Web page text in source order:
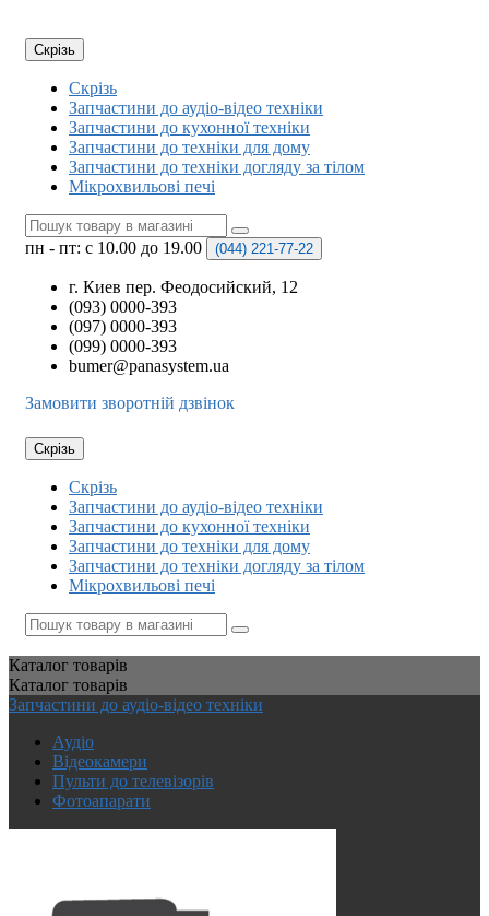
Скрізь
Скрізь
Запчастини до аудіо-відео техніки
Запчастини до кухонної техніки
Запчастини до техніки для дому
Запчастини до техніки догляду за тілом
Мікрохвильові печі
пн - пт: с 10.00 до 19.00 (044) 221-77-22
г. Киев пер. Феодосийский, 12
(093) 0000-393
(097) 0000-393
(099) 0000-393
bumer@panasystem.ua
Замовити зворотній дзвінок
Скрізь
Скрізь
Запчастини до аудіо-відео техніки
Запчастини до кухонної техніки
Запчастини до техніки для дому
Запчастини до техніки догляду за тілом
Мікрохвильові печі
Каталог товарів
Каталог товарів
Запчастини до аудіо-відео техніки
Аудіо
Відеокамери
Пульти до телевізорів
Фотоапарати